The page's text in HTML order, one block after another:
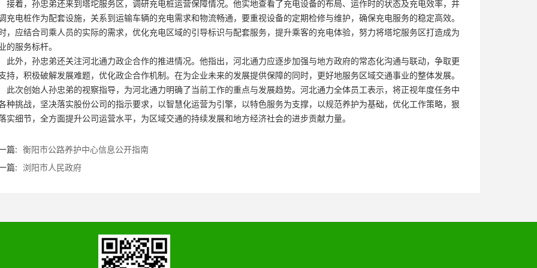
着，孙忠弟还来到塔坨服务区，调研充电桩运营保障情况。他实地查看了充电设备的布局、运作时的状态及充电效率，并
充电桩作为配套设施，关系到运输车辆的充电需求和物流畅通，要重视设备的定期检修与维护，确保充电服务的稳定高效。
，应结合司乘人员的实际的需求，优化充电区域的引导标识与配套服务，提升乘客的充电体验，努力将塔坨服务区打造成为
的服务标杆。
外，孙忠弟还关注河北通力政企合作的推进情况。他指出，河北通力应逐步加强与地方政府的常态化沟通与联动，争取更
持，积极破解发展难题，优化政企合作机制。在为企业未来的发展提供保障的同时，更好地服务区域交通事业的整体发展。
次创始人孙忠弟的视察指导，为河北通力明确了当前工作的重点与发展趋势。河北通力全体员工表示，将正视年度任务中
种挑战，坚决落实股份公司的指示要求，以智慧化运营为引擎，以特色服务为支撑，以规范养护为基础，优化工作策略，狠
实细节，全方面提升公司运营水平，为区域交通的持续发展和地方经济社会的进步贡献力量。
篇: 衡阳市公路养护中心信息公开指南
篇: 浏阳市人民政府